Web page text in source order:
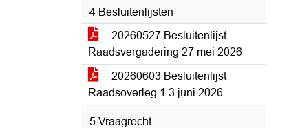
4 Besluitenlijsten
20260527 Besluitenlijst
Raadsvergadering 27 mei 2026
20260603 Besluitenlijst
Raadsoverleg 1 3 juni 2026
5 Vraagrecht